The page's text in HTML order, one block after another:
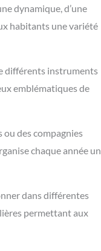
dynamique, d’une
habitants une variété
différents instruments
emblématiques de
ou des compagnies
chaque année un
dans différentes
permettant aux